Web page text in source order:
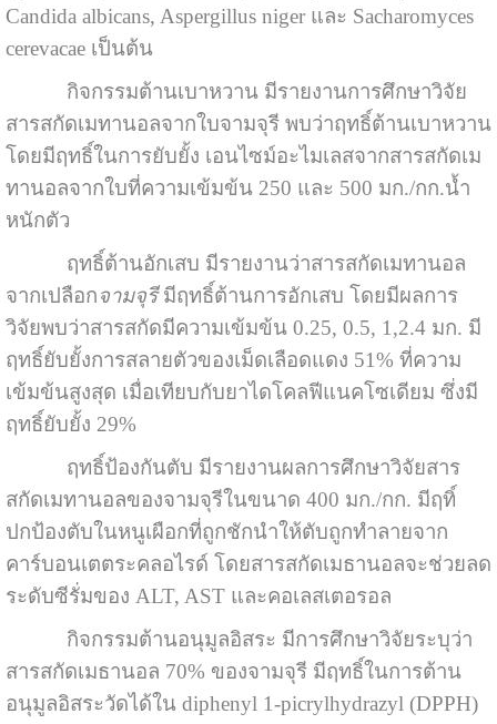
Candida albicans, Aspergillus niger และ Sacharomyces
cerevacae เป็นต้น
กิจกรรมต้านเบาหวาน มีรายงานการศึกษาวิจัย
สารสกัดเมทานอลจากใบจามจุรี พบว่าฤทธิ์ต้านเบาหวาน
โดยมีฤทธิ์ในการยับยั้ง เอนไซม์อะไมเลสจากสารสกัดเม
ทานอลจากใบที่ความเข้มข้น 250 และ 500 มก./กก.น้ำ
หนักตัว
ฤทธิ์ต้านอักเสบ มีรายงานว่าสารสกัดเมทานอล
จากเปลือกจามจุรีมีฤทธิ์ต้านการอักเสบ โดยมีผลการ
วิจัยพบว่าสารสกัดมีความเข้มข้น 0.25, 0.5, 1,2.4 มก. มี
ฤทธิ์ยับยั้งการสลายตัวของเม็ดเลือดแดง 51% ที่ความ
เข้มข้นสูงสุด เมื่อเทียบกับยาไดโคลฟีแนคโซเดียม ซึ่งมี
ฤทธิ์ยับยั้ง 29%
ฤทธิ์ป้องกันตับ มีรายงานผลการศึกษาวิจัยสาร
สกัดเมทานอลของจามจุรีในขนาด 400 มก./กก. มีฤทิ์
ปกป้องตับในหนูเผือกที่ถูกชักนำให้ตับถูกทำลายจาก
คาร์บอนเตตระคลอไรด์ โดยสารสกัดเมธานอลจะช่วยลด
ระดับซีรั่มของ ALT, AST และคอเลสเตอรอล
กิจกรรมต้านอนุมูลอิสระ มีการศึกษาวิจัยระบุว่า
สารสกัดเมธานอล 70% ของจามจุรี มีฤทธิ์ในการต้าน
อนุมูลอิสระวัดได้ใน diphenyl 1-picrylhydrazyl (DPPH)